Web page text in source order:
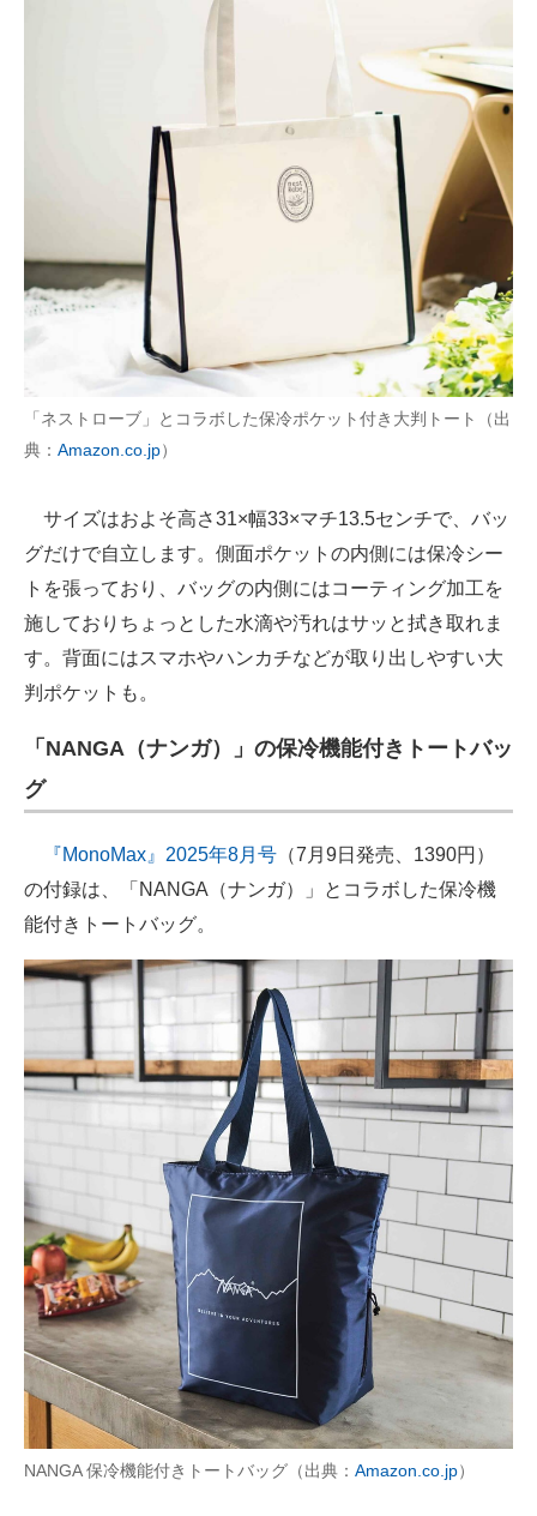
「ネストローブ」とコラボした保冷ポケット付き大判トート（出
典： Amazon.co.jp）
サイズはおよそ高さ31×幅33×マチ13.5センチで、バッ
グだけで自立します。側面ポケットの内側には保冷シー
トを張っており、バッグの内側にはコーティング加工を
施しておりちょっとした水滴や汚れはサッと拭き取れま
す。背面にはスマホやハンカチなどが取り出しやすい大
判ポケットも。
「NANGA（ナンガ）」の保冷機能付きトートバッ
グ
『MonoMax』2025年8月号 （7月9日発売、1390円）
の付録は、「NANGA（ナンガ）」とコラボした保冷機
能付きトートバッグ。
NANGA 保冷機能付きトートバッグ（出典： Amazon.co.jp）